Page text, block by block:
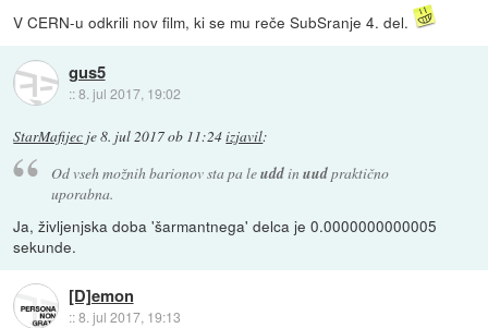
V CERN-u odkrili nov film, ki se mu reče SubSranje 4. del.
gus5
::8. jul 2017, 19:02
StarMafijec je8. jul 2017 ob 11:24izjavil:
Od vseh možnih barionov sta pa leuddin uudpraktično
uporabna.
Ja, življenjska doba 'šarmantnega' delca je 0.0000000000005
sekunde.
[D]emon
::8. jul 2017, 19:13